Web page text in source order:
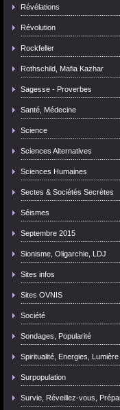
Révélations
Révolution
Rockfeller
Rothschild, Mafia Kazhar
Sagesse - Proverbes
Santé, Médecine
Science
Sciences Alternatives
Sciences Humaines
Sectes & Sociétés Secrètes
Séismes
Septembre 2015
Sionisme, Oligarchie, LDJ
Sites infos
Sites OVNIS
Société
Sondages, Popularité
Spiritualité, Energies, Lumière
Surpopulation
Survie, Réveillez-vous,